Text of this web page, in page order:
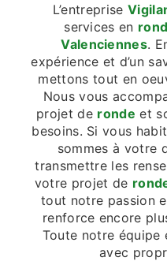
L’entreprise
services en
Valenciennes.
expérience et d’un
mettons tout en
Nous vous
projet de ronde et
besoins. Si vous
sommes à votre
transmettre les
votre projet de
tout notre passion
renforce encore
Toute notre
avec